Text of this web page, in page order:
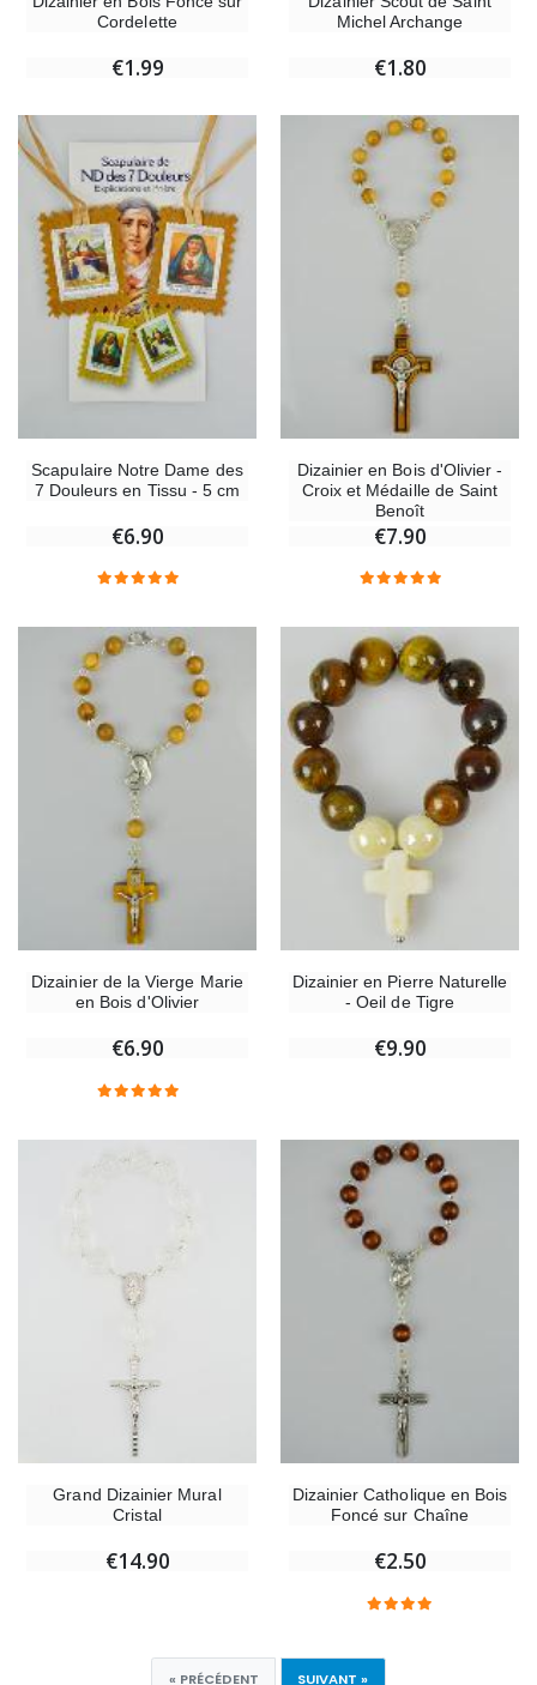
Cordelette
€1.99
Michel Archange
€1.80
Scapulaire Notre Dame des
7 Douleurs en Tissu - 5 cm
€6.90
Dizainier en Bois d'Olivier -
Croix et Médaille de Saint
Benoît
€7.90
Dizainier de la Vierge Marie
en Bois d'Olivier
€6.90
Dizainier en Pierre Naturelle
- Oeil de Tigre
€9.90
Grand Dizainier Mural
Cristal
€14.90
Dizainier Catholique en Bois
Foncé sur Chaîne
€2.50
« PRÉCÉDENT SUIVANT »